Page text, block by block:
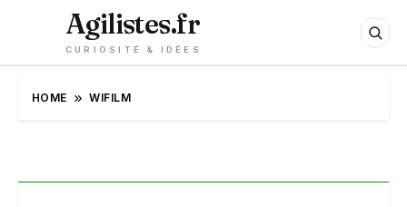
Agilistes.fr
CURIOSITÉ & IDÉES
HOME WIFILM